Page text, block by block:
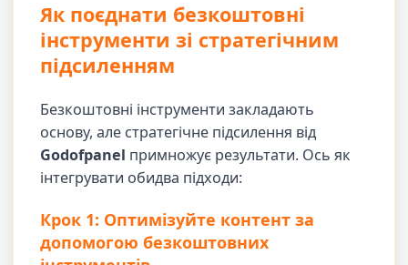
Як поєднати безкоштовні
інструменти зі стратегічним
підсиленням
Безкоштовні інструменти закладають
основу, але стратегічне підсилення від
Godofpanel примножує результати. Ось як
інтегрувати обидва підходи:
Крок 1: Оптимізуйте контент за
допомогою безкоштовних